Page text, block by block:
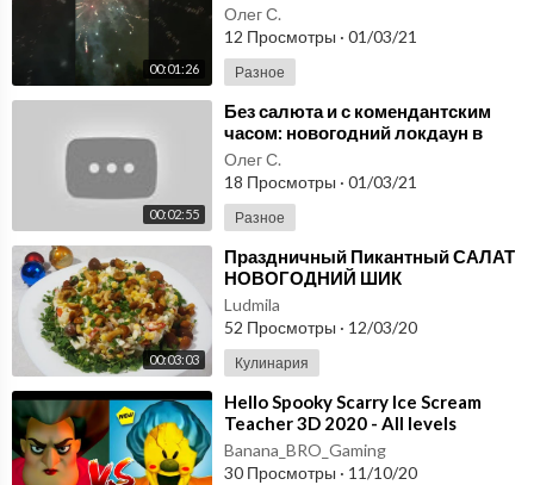
00:01:26
Олег С.
12 Просмотры · 01/03/21
Разное
00:02:55
⁣Без салюта и с комендантским
часом: новогодний локдаун в
Европе - Россия 24
Олег С.
18 Просмотры · 01/03/21
Разное
00:03:03
⁣Праздничный Пикантный САЛАТ
НОВОГОДНИЙ ШИК
Ludmila
52 Просмотры · 12/03/20
Кулинария
⁣Hello Spooky Scarry Ice Scream
Teacher 3D 2020 - All levels
[Android - IOS] Gameplay
- Walkthrough
Banana_BRO_Gaming
30 Просмотры · 11/10/20